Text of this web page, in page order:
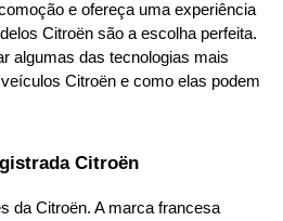
e ofereça uma experiência
Citroën são a escolha perfeita.
algumas das tecnologias mais
Citroën e como elas podem
Citroën
da Citroën. A marca francesa